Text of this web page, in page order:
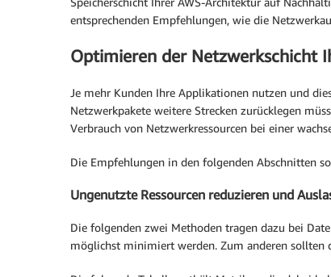
entsprechenden Empfehlungen, wie die
Optimieren der Netzwerkschicht
Je mehr Kunden Ihre Applikationen nutzen und
Netzwerkpakete weitere Strecken zurücklegen
Verbrauch von Netzwerkressourcen bei einer
Die Empfehlungen in den folgenden Abschnitten
Ungenutzte Ressourcen reduzieren und
Die folgenden zwei Methoden tragen dazu bei
möglichst minimiert werden. Zum anderen sollten